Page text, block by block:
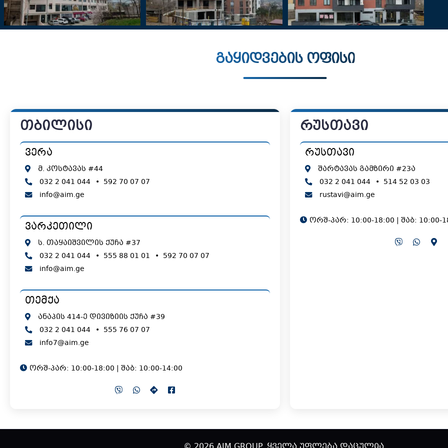
გაყიდვების ოფისი
თბილისი
ვერა
მ. კოსტავას #44
032 2 041 044 • 592 70 07 07
info@aim.ge
ვარკეთილი
ს. თაყაიშვილის ქუჩა #37
032 2 041 044 • 555 88 01 01 • 592 70 07 07
info@aim.ge
თემქა
ანაპის 414-ე დივიზიის ქუჩა #39
032 2 041 044 • 555 76 07 07
info7@aim.ge
ორშ-პარ: 10:00-18:00 | შაბ: 10:00-14:00
რუსთავი
რუსთავი
შარტავას გამზირი #23ა
032 2 041 044 • 514 52 03 03
rustavi@aim.ge
ორშ-პარ: 10:00-18:00 | შაბ: 10:00-